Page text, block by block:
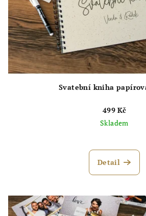
Svatební kniha
499 Kč
Skladem
hodnocení
produktu
5
Detail